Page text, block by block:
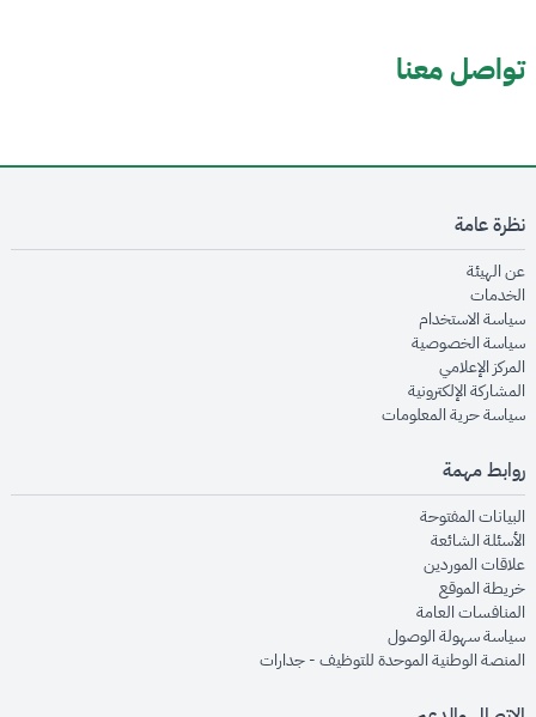
تواصل معنا
نظرة عامة
عن الهيئةopens in new window
الخدماتopens in new window
سياسة الاستخدام
سياسة الخصوصيةopens in new window
المركز الإعلاميopens in new window
المشاركة الإلكترونيةopens in new window
سياسة حرية المعلوماتopens in new window
روابط مهمة
البيانات المفتوحةopens in new window
الأسئلة الشائعةopens in new window
علاقات الموردينopens in new window
خريطة الموقعopens in new window
المنافسات العامةopens in new window
سياسة سهولة الوصولopens in new window
المنصة الوطنية الموحدة للتوظيف - جداراتopens in new window